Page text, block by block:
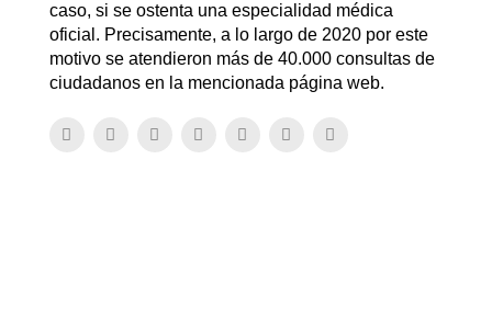
caso, si se ostenta una especialidad médica
oficial. Precisamente, a lo largo de 2020 por este
motivo se atendieron más de 40.000 consultas de
ciudadanos en la mencionada página web.